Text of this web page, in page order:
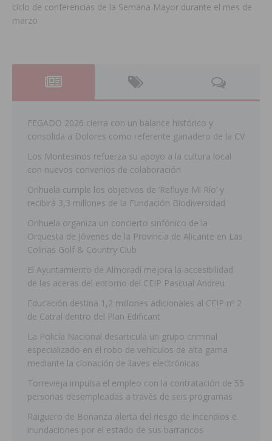
ciclo de conferencias de la Semana Mayor durante el mes de
marzo
FEGADO 2026 cierra con un balance histórico y
consolida a Dolores como referente ganadero de la CV
Los Montesinos refuerza su apoyo a la cultura local
con nuevos convenios de colaboración
Orihuela cumple los objetivos de ‘Refluye Mi Río’ y
recibirá 3,3 millones de la Fundación Biodiversidad
Orihuela organiza un concierto sinfónico de la
Orquesta de Jóvenes de la Provincia de Alicante en Las
Colinas Golf & Country Club
El Ayuntamiento de Almoradí mejora la accesibilidad
de las aceras del entorno del CEIP Pascual Andreu
Educación destina 1,2 millones adicionales al CEIP nº 2
de Catral dentro del Plan Edificant
La Policía Nacional desarticula un grupo criminal
especializado en el robo de vehículos de alta gama
mediante la clonación de llaves electrónicas
Torrevieja impulsa el empleo con la contratación de 55
personas desempleadas a través de seis programas
Raiguero de Bonanza alerta del riesgo de incendios e
inundaciones por el estado de sus barrancos